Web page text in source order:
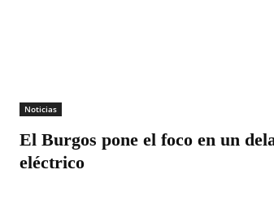
Noticias
El Burgos pone el foco en un
eléctrico